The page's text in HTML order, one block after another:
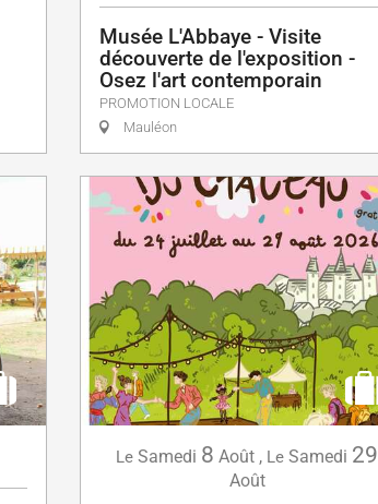
Musée L'Abbaye - Visite
découverte de l'exposition -
Osez l'art contemporain
PROMOTION LOCALE
Mauléon
Le Samedi 8 Août , Le Samedi 29
Août